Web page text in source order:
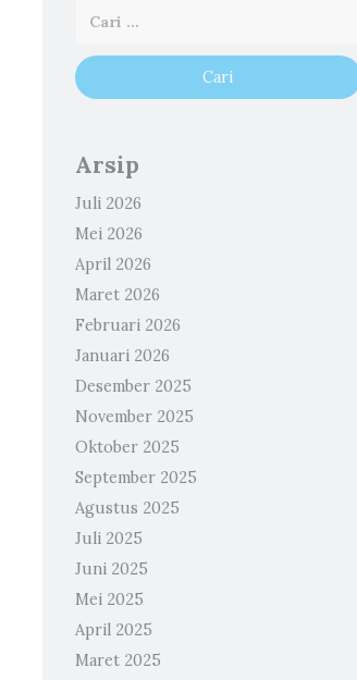
Arsip
Juli 2026
Mei 2026
April 2026
Maret 2026
Februari 2026
Januari 2026
Desember 2025
November 2025
Oktober 2025
September 2025
Agustus 2025
Juli 2025
Juni 2025
Mei 2025
April 2025
Maret 2025